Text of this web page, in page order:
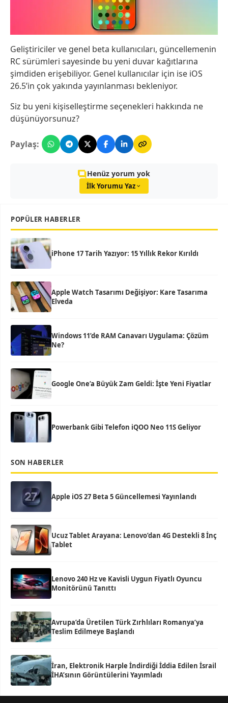
Geliştiriciler ve genel beta kullanıcıları, güncellemenin
RC sürümleri sayesinde bu yeni duvar kağıtlarına
şimdiden erişebiliyor. Genel kullanıcılar için ise iOS
26.5’in çok yakında yayınlanması bekleniyor.
Siz bu yeni kişiselleştirme seçenekleri hakkında ne
düşünüyorsunuz?
Paylaş:
Henüz yorum yok
İlk Yorumu Yaz
POPÜLER HABERLER
iPhone 17 Tarih Yazıyor: 15 Yıllık Rekor Kırıldı
Apple Watch Tasarımı Değişiyor: Kare Tasarıma
Elveda
Windows 11’de RAM Canavarı Uygulama: Çözüm
Ne?
Google One’a Büyük Zam Geldi: İşte Yeni Fiyatlar
Powerbank Gibi Telefon iQOO Neo 11S Geliyor
SON HABERLER
Apple iOS 27 Beta 5 Güncellemesi Yayınlandı
Ucuz Tablet Arayana: Lenovo’dan 4G Destekli 8 İnç
Tablet
Lenovo 240 Hz ve Kavisli Uygun Fiyatlı Oyuncu
Monitörünü Tanıttı
Avrupa’da Üretilen Türk Zırhlıları Romanya’ya
Teslim Edilmeye Başlandı
İran, Elektronik Harple İndirdiği İddia Edilen İsrail
İHA’sının Görüntülerini Yayımladı